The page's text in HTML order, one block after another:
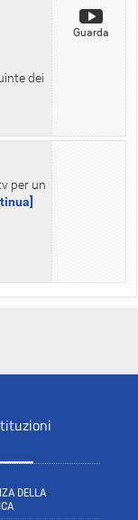
dei
Guarda
per un
DELLA